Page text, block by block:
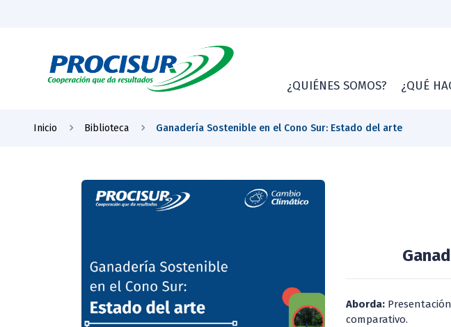
¿QUIÉNES SOMOS? ¿QUÉ
Inicio Biblioteca Ganadería Sostenible en el Cono Sur: Estado del arte
Aborda:
comparativo.